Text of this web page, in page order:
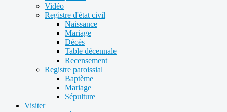
Vidéo
Registre d'état civil
Naissance
Mariage
Décès
Table décennale
Recensement
Registre paroissial
Baptème
Mariage
Sépulture
Visiter